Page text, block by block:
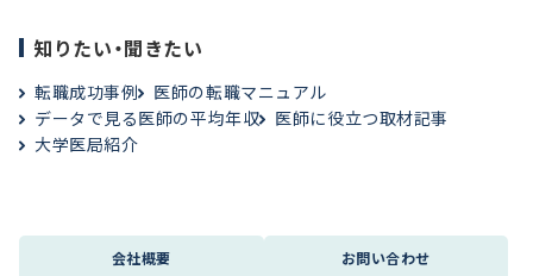
知りたい・聞きたい
転職成功事例
医師の転職マニュアル
データで見る医師の平均年収
医師に役立つ取材記事
大学医局紹介
会社概要 お問い合わせ